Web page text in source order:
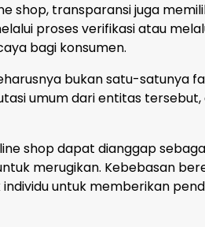
transparansi juga
proses verifikasi atau
bagi konsumen.
bukan satu-satunya
umum dari entitas
shop dapat dianggap
merugikan. Kebebasan
untuk memberikan